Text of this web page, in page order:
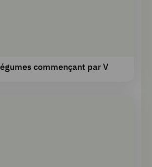
commençant par V